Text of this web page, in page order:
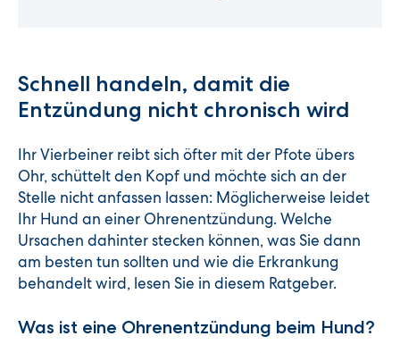
Schnell handeln, damit die
Entzündung nicht chronisch wird
Ihr Vierbeiner reibt sich öfter mit der Pfote übers
Ohr, schüttelt den Kopf und möchte sich an der
Stelle nicht anfassen lassen: Möglicherweise leidet
Ihr Hund an einer Ohrenentzündung. Welche
Ursachen dahinter stecken können, was Sie dann
am besten tun sollten und wie die Erkrankung
behandelt wird, lesen Sie in diesem Ratgeber.
Was ist eine Ohrenentzündung beim Hund?